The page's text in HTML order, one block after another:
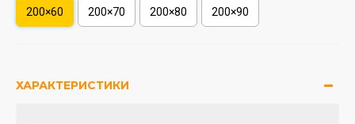
200×60 200×70 200×80 200×90
ХАРАКТЕРИСТИКИ